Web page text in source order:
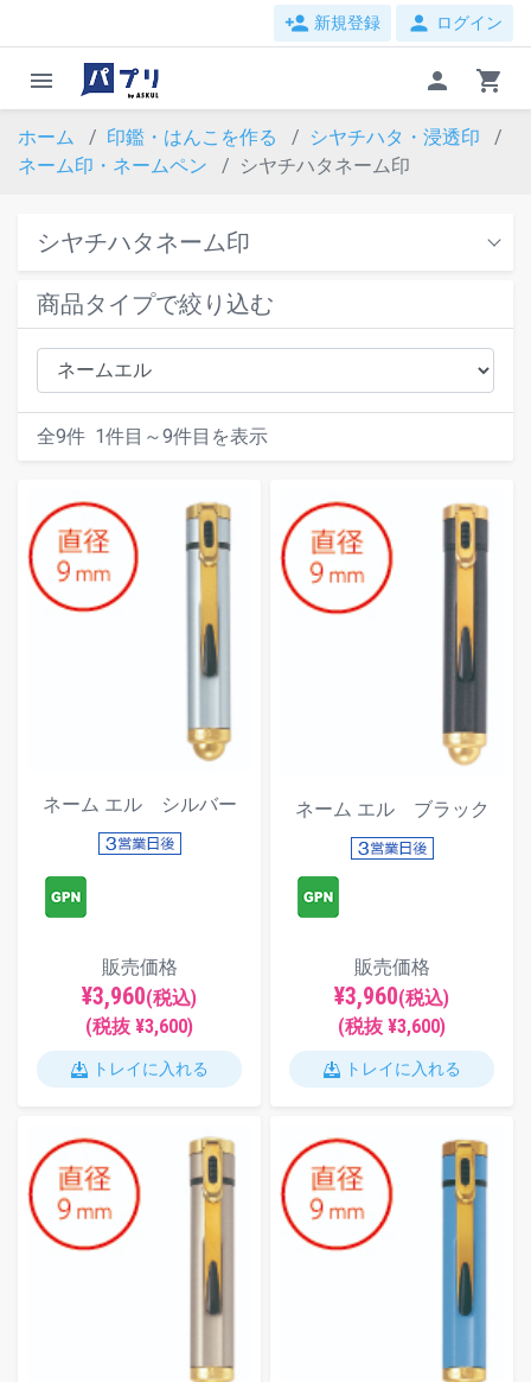
person_add 新規登録 person ログイン
menu person shopping_cart
ホーム 印鑑・はんこを作る
シヤチハタ・浸透印
ネーム印・ネームペン
シヤチハタネーム印
シヤチハタネーム印
商品タイプで絞り込む
全9件 1件目～9件目を表示
ネーム エル シルバー
販売価格
¥3,960(税込)
(税抜 ¥3,600)
トレイに入れる
ネーム エル ブラック
販売価格
¥3,960(税込)
(税抜 ¥3,600)
トレイに入れる